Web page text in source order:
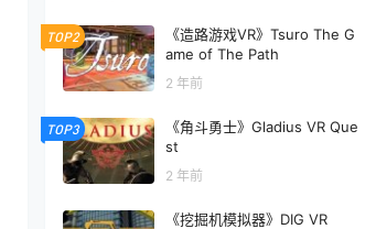
TOP2
《造路游戏VR》Tsuro The G
ame of The Path
2 年前
TOP3
《角斗勇士》Gladius VR Que
st
2 年前
《挖掘机模拟器》DIG VR